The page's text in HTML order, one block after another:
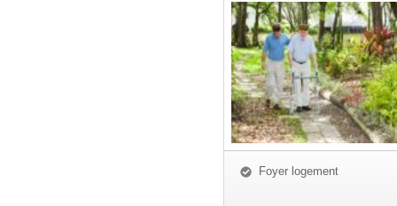
Foyer logement